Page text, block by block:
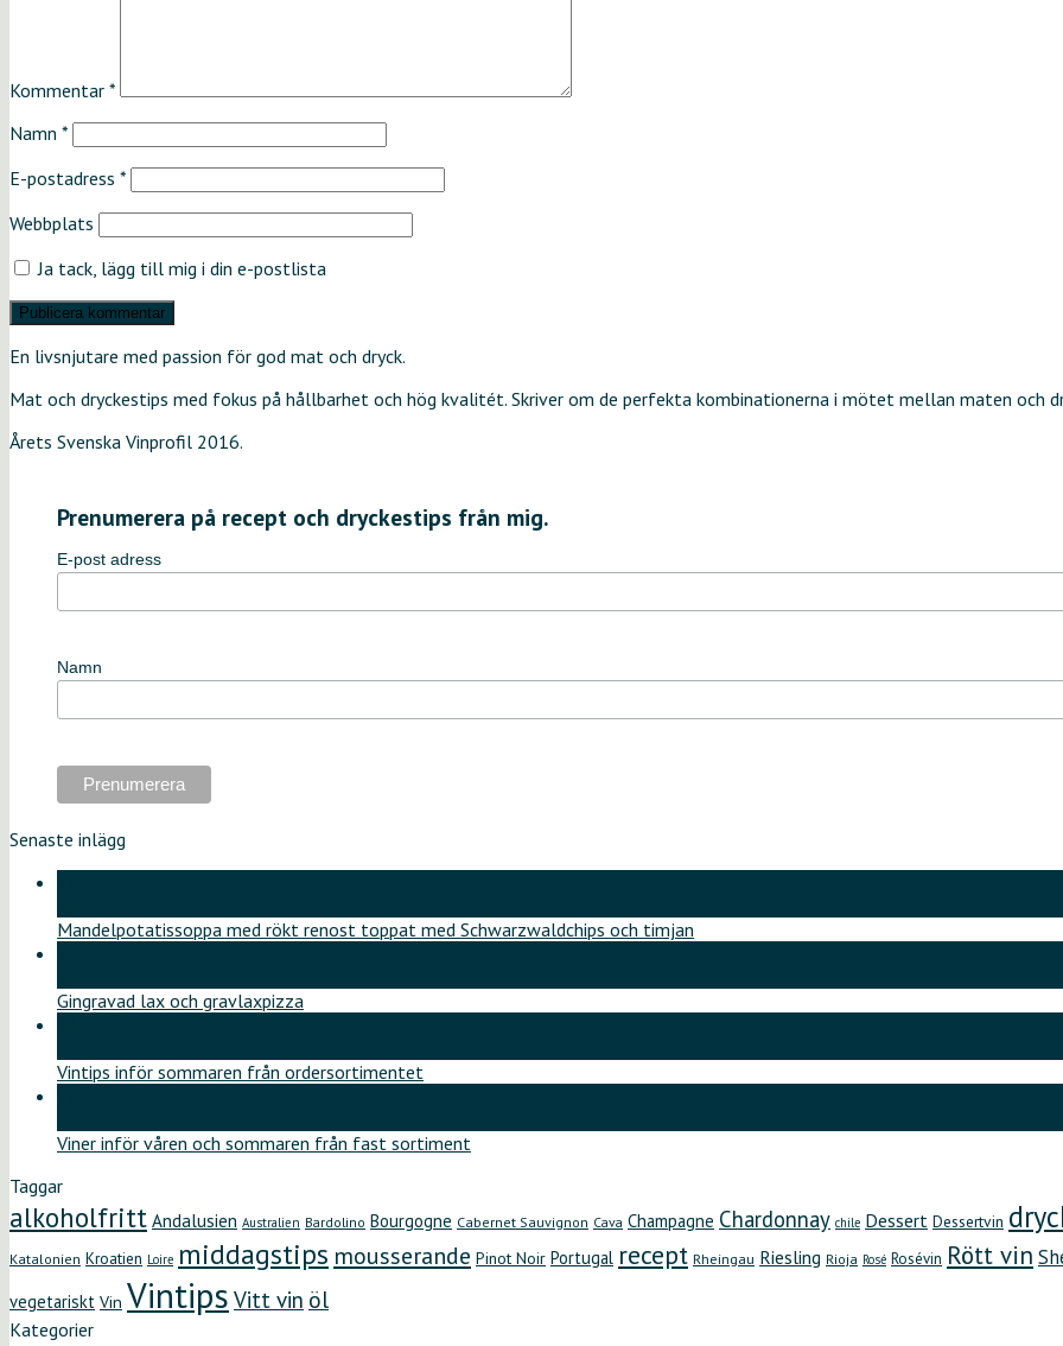
Kommentar *
Namn *
E-postadress *
Webbplats
Ja tack, lägg till mig i din e-postlista
En livsnjutare med passion för god mat och dryck.
Mat och dryckestips med fokus på hållbarhet och hög kvalitét. Skriver om de perfekta kombinationerna i mötet mellan maten och
Årets Svenska Vinprofil 2016.
Prenumerera på recept och dryckestips från mig.
E-post adress
Namn
Senaste inlägg
Mandelpotatissoppa med rökt renost toppat med Schwarzwaldchips och timjan
Gingravad lax och gravlaxpizza
Vintips inför sommaren från ordersortimentet
Viner inför våren och sommaren från fast sortiment
Taggar
alkoholfritt Andalusien Australien Bardolino Bourgogne Cabernet Sauvignon Cava Champagne Chardonnay chile Dessert Dessertvin
Katalonien Kroatien Loire middagstips mousserande Pinot Noir Portugal recept Rheingau Riesling Rioja Rosé Rosévin Rött vin
vegetariskt Vin Vintips Vitt vin öl
Kategorier